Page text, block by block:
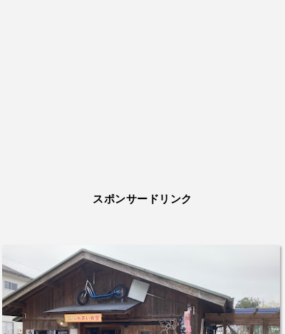
スポンサードリンク